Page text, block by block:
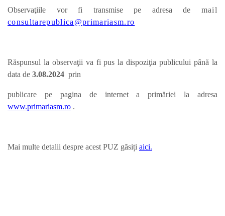
Observaţiile vor fi transmise pe adresa de mail
consultarepublica@primariasm.ro
Răspunsul la observaţii va fi pus la dispoziţia publicului până la
data de 3.08.2024 prin
publicare pe pagina de internet a primăriei la adresa
www.primariasm.ro .
Mai multe detalii despre acest PUZ găsiți aici.